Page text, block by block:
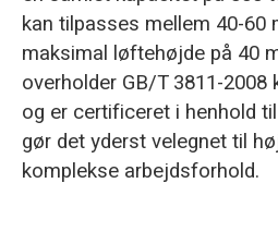
kan tilpasses mellem 40-60
maksimal løftehøjde på 40
overholder GB/T 3811-
og er certificeret i henhold
gør det yderst velegnet til
komplekse arbejdsforhold.